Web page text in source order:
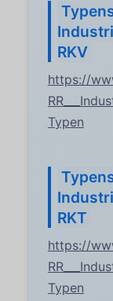
RKV
https://
Typen
RKT
https://
Typen